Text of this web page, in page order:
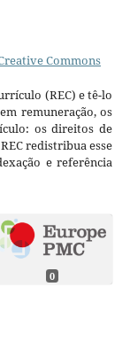
Commons
(REC) e tê-lo
remuneração, os
os direitos de
redistribua esse
e referência
0